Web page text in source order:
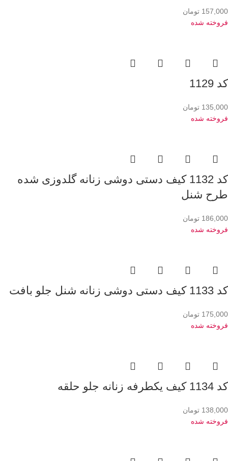
157,000 تومان
فروخته شده
کد 1129
135,000 تومان
فروخته شده
کد 1132 کیف دستی دوشی زنانه گلدوزی شده
طرح شنل
186,000 تومان
فروخته شده
کد 1133 کیف دستی دوشی زنانه شنل جلو بافت
175,000 تومان
فروخته شده
کد 1134 کیف یکطرفه زنانه جلو حلقه
138,000 تومان
فروخته شده